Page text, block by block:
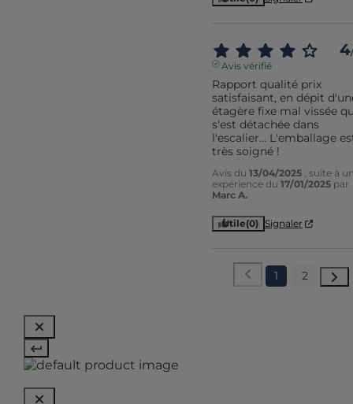
4
Avis vérifié
Rapport qualité prix
satisfaisant, en dépit
étagère fixe mal vissée
s'est détachée dans
l'escalier... L'emballage
très soigné !
Avis du 13/04/2025 , suite à
expérience du 17/01/2025 par
Marc A.
Utile(0) Signaler
1 2